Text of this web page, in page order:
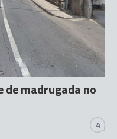
de madrugada no
4